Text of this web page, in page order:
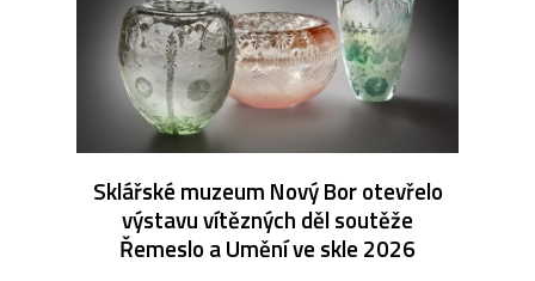
Sklářské muzeum Nový Bor otevřelo
výstavu vítězných děl soutěže
Řemeslo a Umění ve skle 2026